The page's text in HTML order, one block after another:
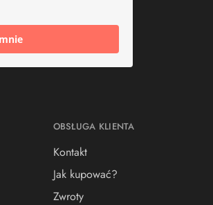
OBSŁUGA KLIENTA
Kontakt
Jak kupować?
Zwroty